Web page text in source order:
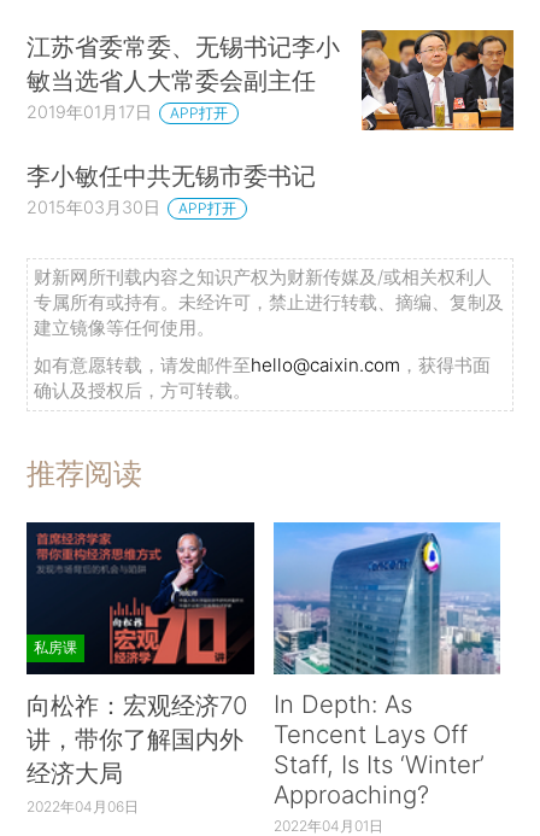
江苏省委常委、无锡书记李小
敏当选省人大常委会副主任
2019年01月17日 APP打开
李小敏任中共无锡市委书记
2015年03月30日 APP打开
财新网所刊载内容之知识产权为财新传媒及/或相关权利人
专属所有或持有。未经许可，禁止进行转载、摘编、复制及
建立镜像等任何使用。
如有意愿转载，请发邮件至hello@caixin.com ，获得书面
确认及授权后，方可转载。
推荐阅读
私房课
向松祚：宏观经济70
讲，带你了解国内外
经济大局
2022年04月06日
In Depth: As
Tencent Lays Off
Staff, Is Its ‘Winter’
Approaching?
2022年04月01日